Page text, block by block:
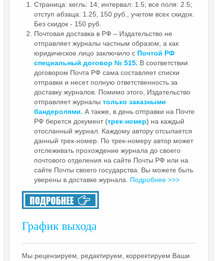
Страница: кегль: 14; интервал: 1.5; все поля: 2.5;
отступ абзаца: 1.25, 150 руб., учетом всех скидок.
Без скидок - 150 руб.
Почтовая доставка в РФ – Издательство не
отправляет журналы частным образом, а как
юридическое лицо заключило с Почтой РФ
специальный договор № 515. В соответствии
договором Почта РФ сама составляет списки
отправки и несет полную ответственность за
доставку журналов. Помимо этого, Издательство
отправляет журналы только заказными
бандеролями. А также, в день отправки на Почте
РФ берется документ (трек-номер) на каждый
отосланный журнал. Каждому автору отсылается
данный трек-номер. По трек-номеру автор может
отслеживать прохождение журнала до своего
почтового отделения на сайте Почты РФ или на
сайте Почты своего государства. Вы можете быть
уверены в доставке журнала. Подробнее >>>
График выхода
Мы рецензируем, редактируем, корректируем Ваши